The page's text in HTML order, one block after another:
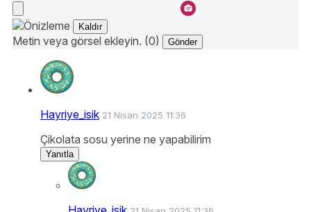
Kaldır
Metin veya görsel ekleyin. (0) Gönder
Hayriye_isik 21 Nisan 2025 11:36
Çikolata sosu yerine ne yapabilirim
Yanıtla